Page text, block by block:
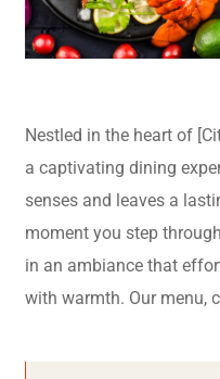
Nestled in the heart of
a captivating dining
senses and leaves a
moment you step
in an ambiance that
with warmth. Our menu,